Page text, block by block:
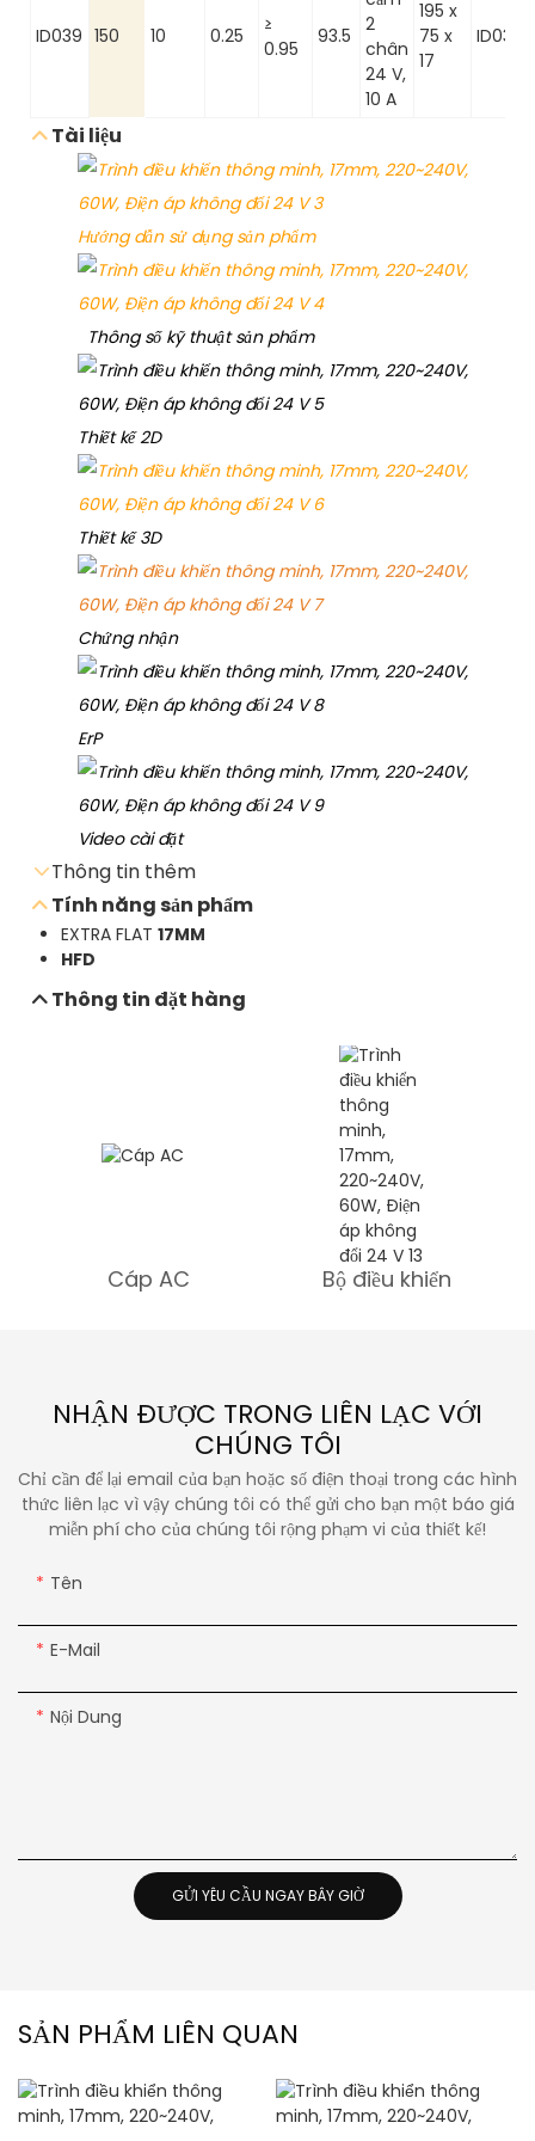
ID039 150 10 0.25
≥
0.95
93.5
2
chân
24 V,
10 A
195 x
75 x
17
Tài liệu
Hướng dẫn sử dụng sản phẩm
Thông số kỹ thuật sản phẩm
Thiết kế 2D
Thiết kế 3D
Chứng nhận
ErP
Video cài đặt
Thông tin thêm
Tính năng sản phẩm
EXTRA FLAT 17MM
HFD
Thông tin đặt hàng
Cáp AC Bộ điều khiển
NHẬN ĐƯỢC TRONG LIÊN LẠC VỚI
CHÚNG TÔI
Chỉ cần để lại email của bạn hoặc số điện thoại trong các hình
thức liên lạc vì vậy chúng tôi có thể gửi cho bạn một báo giá
miễn phí cho của chúng tôi rộng phạm vi của thiết kế!
Tên
E-Mail
Nội Dung
GỬI YÊU CẦU NGAY BÂY GIỜ
SẢN PHẨM LIÊN QUAN